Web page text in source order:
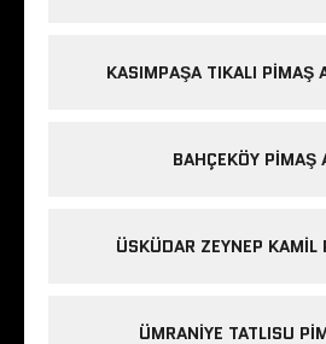
KASIMPAŞA TIKALI PIMAŞ
BAHÇEKÖY PIMAŞ
ÜSKÜDAR ZEYNEP KAMIL
ÜMRANIYE TATLISU